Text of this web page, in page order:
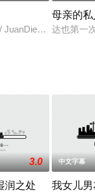
，他本想走正道，
母亲的
达也第一
3.0
润之处
中文字幕
我女儿